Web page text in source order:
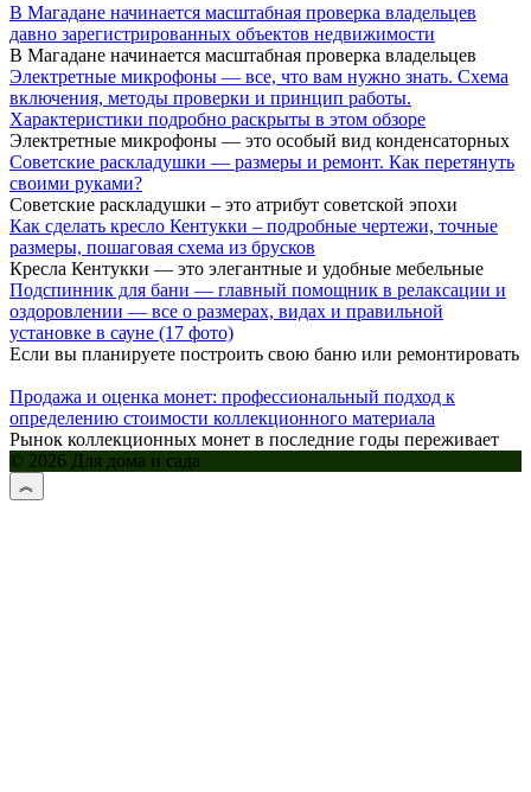
В Магадане начинается масштабная проверка владельцев
давно зарегистрированных объектов недвижимости
В Магадане начинается масштабная проверка владельцев
Электретные микрофоны — все, что вам нужно знать. Схема
включения, методы проверки и принцип работы.
Характеристики подробно раскрыты в этом обзоре
Электретные микрофоны — это особый вид конденсаторных
Советские раскладушки — размеры и ремонт. Как перетянуть
своими руками?
Советские раскладушки – это атрибут советской эпохи
Как сделать кресло Кентукки – подробные чертежи, точные
размеры, пошаговая схема из брусков
Кресла Кентукки — это элегантные и удобные мебельные
Подспинник для бани — главный помощник в релаксации и
оздоровлении — все о размерах, видах и правильной
установке в сауне (17 фото)
Если вы планируете построить свою баню или ремонтировать
Продажа и оценка монет: профессиональный подход к
определению стоимости коллекционного материала
Рынок коллекционных монет в последние годы переживает
© 2026 Для дома и сада